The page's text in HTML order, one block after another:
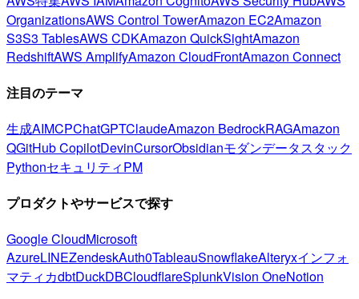
OrganizationsAWS Control TowerAmazon EC2Amazon
S3S3 TablesAWS CDKAmazon QuickSightAmazon
RedshiftAWS AmplifyAmazon CloudFrontAmazon Connect
注目のテーマ
生成AIMCPChatGPTClaudeAmazon BedrockRAGAmazon
QGitHub CopilotDevinCursorObsidianモダンデータスタック
PythonセキュリティPM
プロダクトやサービスで探す
Google CloudMicrosoft
AzureLINEZendeskAuth0TableauSnowflakeAlteryxインフォ
マティカdbtDuckDBCloudflareSplunkVision OneNotion